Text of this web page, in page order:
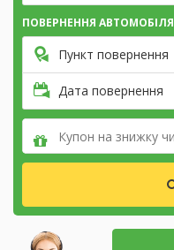
ПОВЕРНЕННЯ АВТОМОБІЛЯ
Пункт повернення
Дата повернення